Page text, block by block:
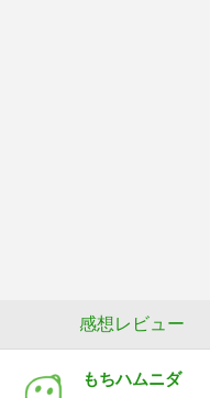
感想レビュー
もちハムニダ